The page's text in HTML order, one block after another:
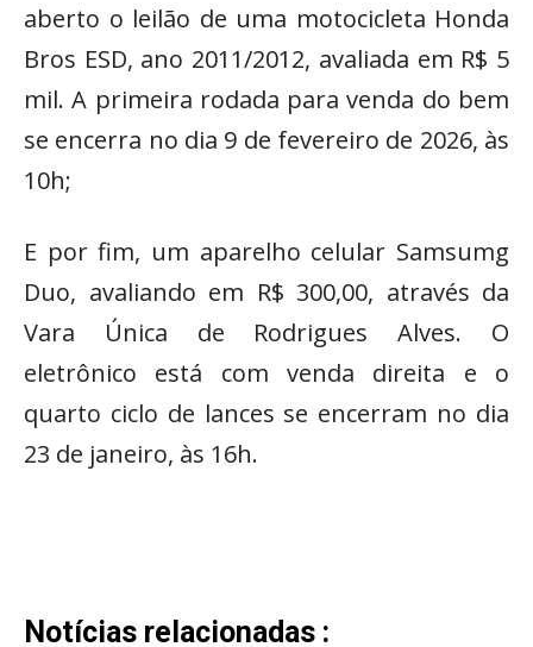
aberto o leilão de uma motocicleta Honda
Bros ESD, ano 2011/2012, avaliada em R$ 5
mil. A primeira rodada para venda do bem
se encerra no dia 9 de fevereiro de 2026, às
10h;
E por fim, um aparelho celular Samsumg
Duo, avaliando em R$ 300,00, através da
Vara Única de Rodrigues Alves. O
eletrônico está com venda direita e o
quarto ciclo de lances se encerram no dia
23 de janeiro, às 16h.
Notícias relacionadas :